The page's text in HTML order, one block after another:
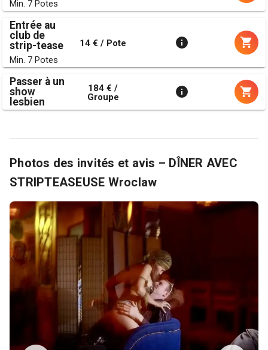
Min. 7 Potes
Entrée au
club de
strip-tease
Min. 7 Potes
14 € / Pote
Passer à un
show
lesbien
184 € /
Groupe
Photos des invités et avis – DÎNER AVEC
STRIPTEASEUSE Wroclaw